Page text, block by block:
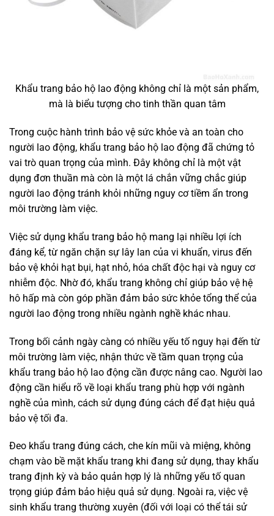
Khẩu trang bảo hộ lao động không chỉ là một sản phẩm,
mà là biểu tượng cho tinh thần quan tâm
Trong cuộc hành trình bảo vệ sức khỏe và an toàn cho
người lao động, khẩu trang bảo hộ lao động đã chứng tỏ
vai trò quan trọng của mình. Đây không chỉ là một vật
dụng đơn thuần mà còn là một lá chắn vững chắc giúp
người lao động tránh khỏi những nguy cơ tiềm ẩn trong
môi trường làm việc.
Việc sử dụng khẩu trang bảo hộ mang lại nhiều lợi ích
đáng kể, từ ngăn chặn sự lây lan của vi khuẩn, virus đến
bảo vệ khỏi hạt bụi, hạt nhỏ, hóa chất độc hại và nguy cơ
nhiễm độc. Nhờ đó, khẩu trang không chỉ giúp bảo vệ hệ
hô hấp mà còn góp phần đảm bảo sức khỏe tổng thể của
người lao động trong nhiều ngành nghề khác nhau.
Trong bối cảnh ngày càng có nhiều yếu tố nguy hại đến từ
môi trường làm việc, nhận thức về tầm quan trọng của
khẩu trang bảo hộ lao động cần được nâng cao. Người lao
động cần hiểu rõ về loại khẩu trang phù hợp với ngành
nghề của mình, cách sử dụng đúng cách để đạt hiệu quả
bảo vệ tối đa.
Đeo khẩu trang đúng cách, che kín mũi và miệng, không
chạm vào bề mặt khẩu trang khi đang sử dụng, thay khẩu
trang định kỳ và bảo quản hợp lý là những yếu tố quan
trọng giúp đảm bảo hiệu quả sử dụng. Ngoài ra, việc vệ
sinh khẩu trang thường xuyên (đối với loại có thể tái sử